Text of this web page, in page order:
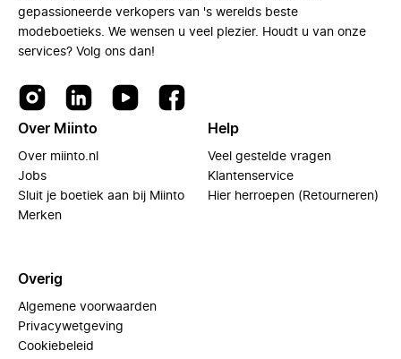
gepassioneerde verkopers van 's werelds beste
modeboetieks. We wensen u veel plezier. Houdt u van onze
services? Volg ons dan!
Over Miinto
Over miinto.nl
Jobs
Sluit je boetiek aan bij Miinto
Merken
Help
Veel gestelde vragen
Klantenservice
Hier herroepen (Retourneren)
Overig
Algemene voorwaarden
Privacywetgeving
Cookiebeleid